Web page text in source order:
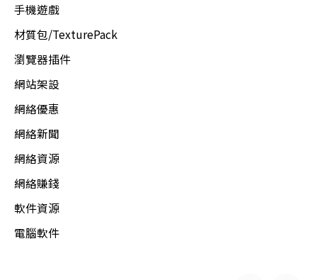
手機遊戲
材質包/TexturePack
瀏覽器插件
網站架設
網絡優惠
網絡新聞
網絡資源
網絡賺錢
軟件資源
電腦軟件